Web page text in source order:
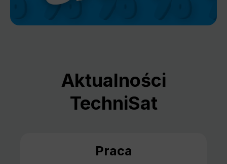
Aktualności
TechniSat
Praca